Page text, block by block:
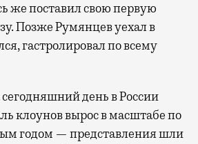
же поставил свою первую
Позже Румянцев уехал в
гастролировал по всему
день в России
клоунов вырос в масштабе по
годом — представления шли